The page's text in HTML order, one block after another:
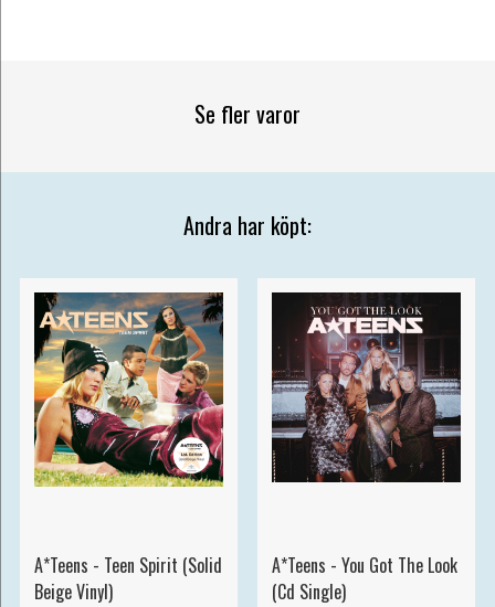
Se fler varor
Andra har köpt:
A*Teens - Teen Spirit (Solid
Beige Vinyl)
A*Teens - You Got The Look
(Cd Single)